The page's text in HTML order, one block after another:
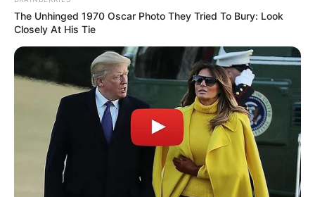
The Unhinged 1970 Oscar Photo They Tried To Bury: Look
Closely At His Tie